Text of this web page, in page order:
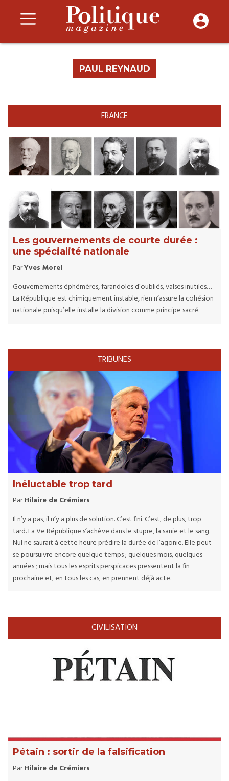
PAUL REYNAUD
FRANCE
Les gouvernements de courte durée :
une spécialité nationale
ParYves Morel
Gouvernements éphémères, farandoles d’oubliés, valses inutiles…
La République est chimiquement instable, rien n’assure la cohésion
nationale puisqu’elle installe la division comme principe sacré.
TRIBUNES
Inéluctable trop tard
ParHilaire de Crémiers
Il n’y a pas, il n’y a plus de solution. C’est fini. C’est, de plus, trop
tard. La Ve République s’achève dans le stupre, la sanie et le sang.
Nul ne saurait à cette heure prédire la durée de l’agonie. Elle peut
se poursuivre encore quelque temps ; quelques mois, quelques
années ; mais tous les esprits perspicaces pressentent la fin
prochaine et, en tous les cas, en prennent déjà acte.
CIVILISATION
Pétain : sortir de la falsification
ParHilaire de Crémiers